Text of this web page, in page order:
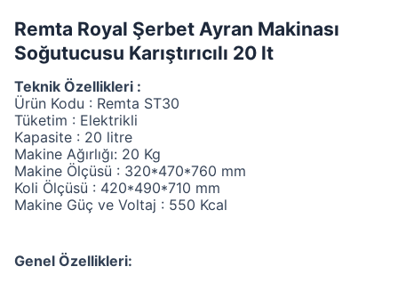
Remta Royal Şerbet Ayran Makinası
Soğutucusu Karıştırıcılı 20 lt
Teknik Özellikleri :
Ürün Kodu : Remta ST30
Tüketim : Elektrikli
Kapasite : 20 litre
Makine Ağırlığı: 20 Kg
Makine Ölçüsü : 320*470*760 mm
Koli Ölçüsü : 420*490*710 mm
Makine Güç ve Voltaj : 550 Kcal
Genel Özellikleri: